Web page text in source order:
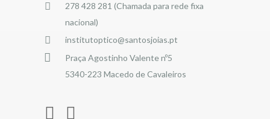
278 428 281 (Chamada para rede fixa
nacional)
institutoptico@santosjoias.pt
Praça Agostinho Valente nº5
5340-223 Macedo de Cavaleiros